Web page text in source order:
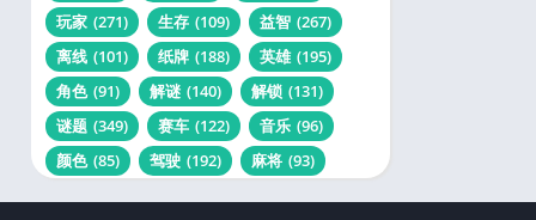
玩家 (271) 生存 (109) 益智 (267)
离线 (101) 纸牌 (188) 英雄 (195)
角色 (91) 解谜 (140) 解锁 (131)
谜题 (349) 赛车 (122) 音乐 (96)
颜色 (85) 驾驶 (192) 麻将 (93)